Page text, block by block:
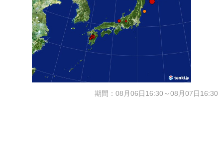
期間：08月06日16:30～08月07日16:30